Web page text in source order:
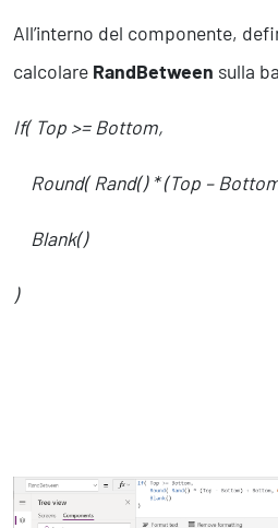
All’interno del componente,
calcolare RandBetween sulla
If( Top >= Bottom,
Round( Rand() * (Top –
Blank()
)